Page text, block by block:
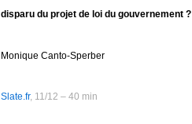
disparu du projet de loi du gouvernement ?
Monique Canto-Sperber
Slate.fr, 11/12 – 40 min